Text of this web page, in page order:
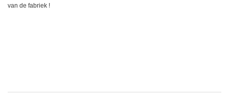
van de fabriek !